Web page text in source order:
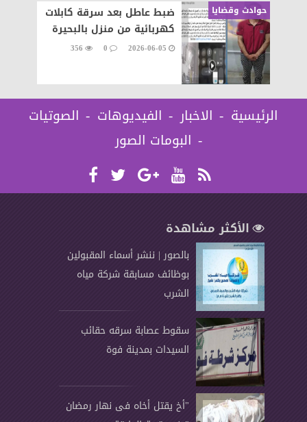
حوادث وقضايا
ضبط عاطل بعد سرقة كابلات
كهربائية من منزل بالبحيرة
2026-06-05
0
356
الرئيسية الاخبار الفيديوهات
الصوتيات
البومات الصور
الأكثر مشاهدة
بالصور | ننشر أسماء المقبولين
بوظائف مسابقة شركة مياه
الشرب
سقوط عصابة سرقه حقائب
السيدات بمدينة فوة
"أخ يقتل أخاه فى نهار رمضان